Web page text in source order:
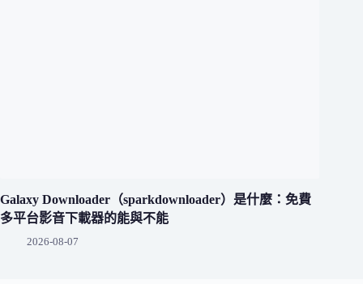
Galaxy Downloader（sparkdownloader）是什麼：免費
多平台影音下載器的能與不能
2026-08-07